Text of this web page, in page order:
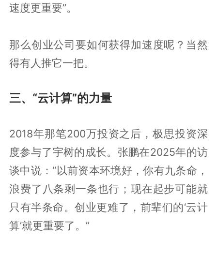
速度更重要”。
那么创业公司要如何获得加速度呢？当然
得有人推它一把。
三、“云计算”的力量
2018年那笔200万投资之后，极思投资深
度参与了宇树的成长。张鹏在2025年的访
谈中说：“以前资本环境好，你有九条命，
浪费了八条剩一条也行；现在起步可能就
只有半条命。创业更难了，前辈们的‘云计
算’就更重要了。”